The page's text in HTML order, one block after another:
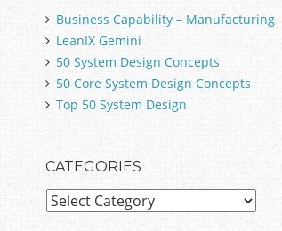
Business Capability – Manufacturing
LeanIX Gemini
50 System Design Concepts
50 Core System Design Concepts
Top 50 System Design
CATEGORIES
C